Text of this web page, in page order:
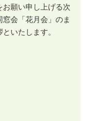
願い申し上げる次
会「花月会」のま
いたします。